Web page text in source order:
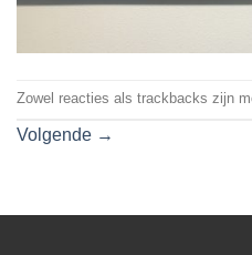
Zowel reacties als trackbacks zijn
Volgende →